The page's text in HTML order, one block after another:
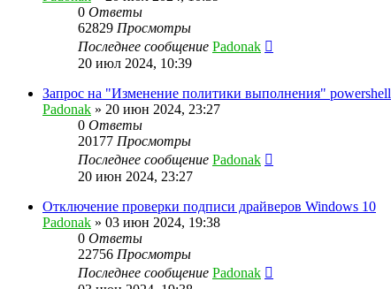
0 Ответы
62829 Просмотры
Последнее сообщение Padonak
20 июл 2024, 10:39
Запрос на "Изменение политики выполнения" powershell
Padonak » 20 июн 2024, 23:27
0 Ответы
20177 Просмотры
Последнее сообщение Padonak
20 июн 2024, 23:27
Отключение проверки подписи драйверов Windows 10
Padonak » 03 июн 2024, 19:38
0 Ответы
22756 Просмотры
Последнее сообщение Padonak